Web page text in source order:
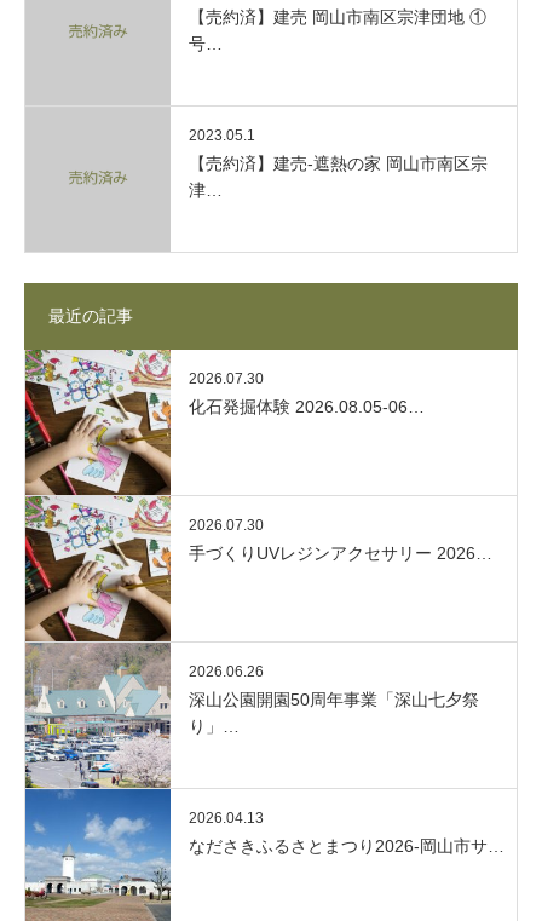
【売約済】建売 岡山市南区宗津団地 ①
号…
2023.05.1
【売約済】建売-遮熱の家 岡山市南区宗
津…
最近の記事
2026.07.30
化石発掘体験 2026.08.05-06…
2026.07.30
手づくりUVレジンアクセサリー 2026…
2026.06.26
深山公園開園50周年事業「深山七夕祭
り」…
2026.04.13
なださきふるさとまつり2026-岡山市サ…